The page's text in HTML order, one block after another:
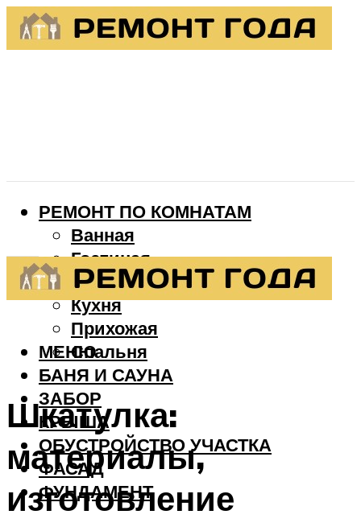
РЕМОНТ ПО КОМНАТАМ
Ванная
Гостиная
Детская
Кухня
Прихожая
Спальня
БАНЯ И САУНА
ЗАБОР
КРЫША
ОБУСТРОЙСТВО УЧАСТКА
ФАСАД
ФУНДАМЕНТ
МЕНЮ
Шкатулка:
материалы,
изготовление